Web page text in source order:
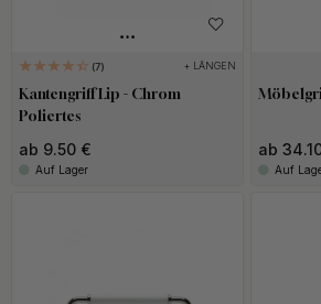
7 + LÄNGEN
Kantengriff Lip - Chrom
Poliertes
ab 9.50 €
Auf Lager
ab
Auf